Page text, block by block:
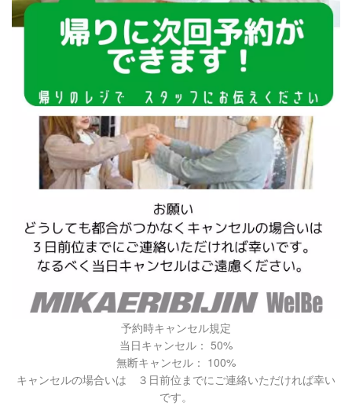
予約時キャンセル規定
当日キャンセル： 50%
無断キャンセル： 100%
キャンセルの場合いは ３日前位までにご連絡いただければ幸い
です。